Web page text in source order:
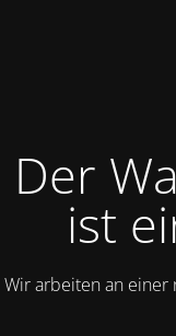
Der
ist
Wir arbeiten an einer